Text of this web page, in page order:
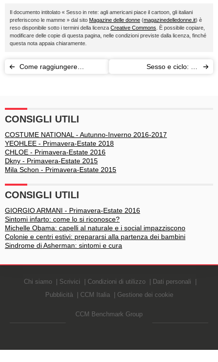
Il documento intitolato « Sesso in rete: agli americani piace il cartoon, gli italiani
preferiscono le mamme » dal sito Magazine delle donne (magazinedelledonne.it) è
reso disponibile sotto i termini della licenza Creative Commons . È possibile copiare,
modificare delle copie di questa pagina, nelle condizioni previste dalla licenza, finché
questa nota appaia chiaramente.
Come raggiungere
Sesso e ciclo: 50
CONSIGLI UTILI
COSTUME NATIONAL - Autunno-Inverno 2016-2017
YEOHLEE - Primavera-Estate 2018
CHLOE - Primavera-Estate 2016
Dkny - Primavera-Estate 2015
Mila Schon - Primavera-Estate 2015
CONSIGLI UTILI
GIORGIO ARMANI - Primavera-Estate 2016
Sintomi infarto: come lo si riconosce?
Michelle Obama: capelli al naturale e i social impazziscono
Colonie e centri estivi: prepararsi alla partenza dei bambini
Sindrome di Asherman: sintomi e cura
Chi siamo Scrivici Condizioni di utilizzo
Dati personali
Pubblicità
CCM Italia Gestione dei cookie
CCM Benchmark Group